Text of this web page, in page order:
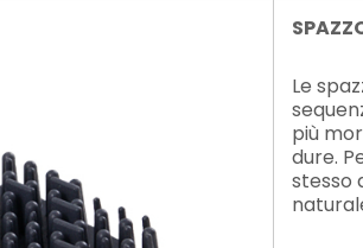
Le
più
dure.
stesso